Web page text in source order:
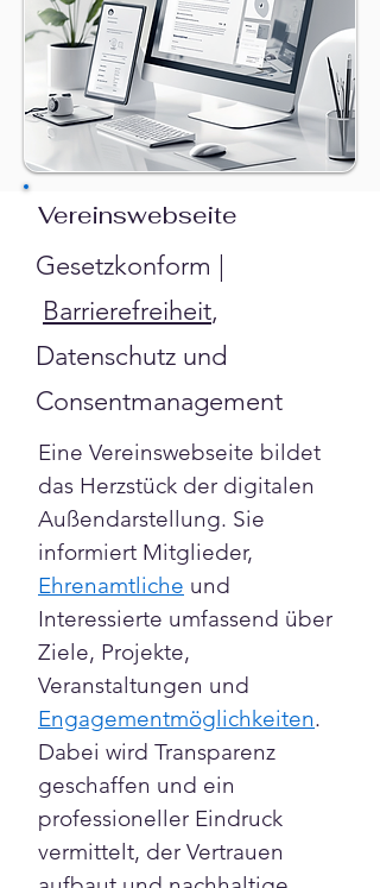
Vereinswebseite
Eine Vereinswebseite bildet
das Herzstück der digitalen
Außendarstellung. Sie
informiert Mitglieder,
Ehrenamtliche und
Interessierte umfassend über
Ziele, Projekte,
Veranstaltungen und
Engagementmöglichkeiten.
Dabei wird Transparenz
geschaffen und ein
professioneller Eindruck
vermittelt, der Vertrauen
Gesetzkonform |
Barrierefreiheit,
Datenschutz und
Consentmanagement